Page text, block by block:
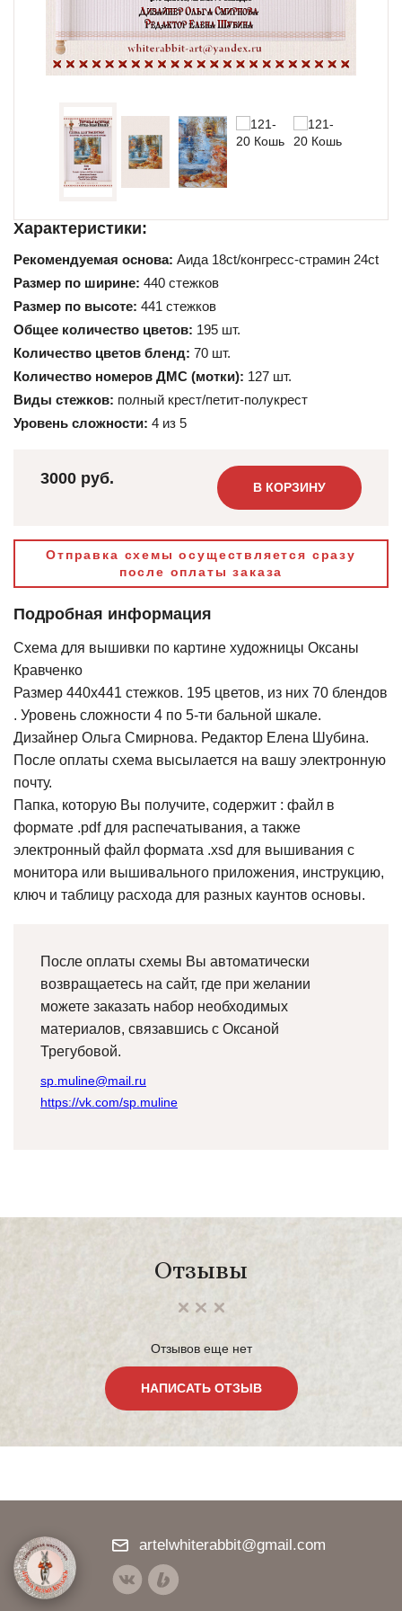
Характеристики:
Рекомендуемая основа: Аида 18ct/конгресс-страмин 24ct
Размер по ширине: 440 стежков
Размер по высоте: 441 стежков
Общее количество цветов: 195 шт.
Количество цветов бленд: 70 шт.
Количество номеров ДМС (мотки): 127 шт.
Виды стежков: полный крест/петит-полукрест
Уровень сложности: 4 из 5
3000 руб. В КОРЗИНУ
Отправка схемы осуществляется сразу
после оплаты заказа
Подробная информация
Схема для вышивки по картине художницы Оксаны
Кравченко
Размер 440х441 стежков. 195 цветов, из них 70 блендов
. Уровень сложности 4 по 5-ти бальной шкале.
Дизайнер Ольга Смирнова. Редактор Елена Шубина.
После оплаты схема высылается на вашу электронную
почту.
Папка, которую Вы получите, содержит : файл в
формате .pdf для распечатывания, а также
электронный файл формата .xsd для вышивания с
монитора или вышивального приложения, инструкцию,
ключ и таблицу расхода для разных каунтов основы.
После оплаты схемы Вы автоматически
возвращаетесь на сайт, где при желании
можете заказать набор необходимых
материалов, связавшись с Оксаной
Трегубовой.
sp.muline@mail.ru
https://vk.com/sp.muline
Отзывы
Отзывов еще нет
НАПИСАТЬ ОТЗЫВ
artelwhiterabbit@gmail.com